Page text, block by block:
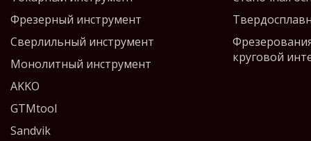
Фрезерный инструмент
Сверлильный инструмент
Монолитный инструмент
AKKO
GTMtool
Sandvik
круговой